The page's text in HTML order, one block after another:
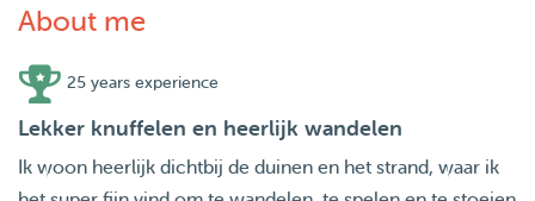
About me
25 years experience
Lekker knuffelen en heerlijk wandelen
Ik woon heerlijk dichtbij de duinen en het strand, waar ik